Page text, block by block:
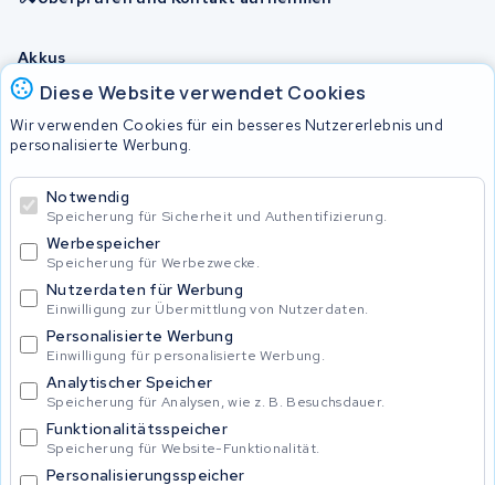
Diese Website verwendet Cookies
Wir verwenden Cookies für ein besseres Nutzererlebnis und
personalisierte Werbung.
Notwendig
Speicherung für Sicherheit und Authentifizierung.
Werbespeicher
Speicherung für Werbezwecke.
Nutzerdaten für Werbung
Einwilligung zur Übermittlung von Nutzerdaten.
Personalisierte Werbung
Einwilligung für personalisierte Werbung.
Analytischer Speicher
Speicherung für Analysen, wie z. B. Besuchsdauer.
Funktionalitätsspeicher
Speicherung für Website-Funktionalität.
Personalisierungsspeicher
Akkus
© 2026 KWS Seuren
Privacy Policy